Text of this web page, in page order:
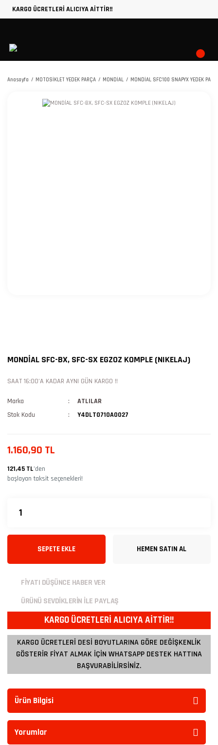
KARGO ÜCRETLERİ ALICIYA AİTTİR!!
Anasayfa MOTOSİKLET YEDEK PARÇA MONDİAL MONDİAL SFC100 SNAPYX YEDEK
MONDİAL SFC-BX, SFC-SX EGZOZ KOMPLE (NIKELAJ)
SAAT 16:00'A KADAR AYNI GÜN KARGO !!
Marka
ATLILAR
Stok Kodu
Y4DLT0710A0027
1.160,90 TL
121,45 TL’den
başlayan taksit seçenekleri!
SEPETE EKLE HEMEN SATIN AL
FİYATI DÜŞÜNCE HABER VER
ÜRÜNÜ SEVDİKLERİN İLE PAYLAŞ
KARGO ÜCRETLERİ ALICIYA AİTTİR!!
KARGO ÜCRETLERİ DESİ BOYUTLARINA GÖRE DEĞİŞKENLİK
GÖSTERİR FİYAT ALMAK İÇİN WHATSAPP DESTEK HATTINA
BAŞVURABİLİRSİNİZ.
Ürün Bilgisi
Yorumlar